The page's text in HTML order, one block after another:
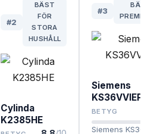
#2
BÄST
FÖR
STORA
HUSHÅLL
Cylinda
K2385HE
#3
BÄSTA
Siemens
KS36VVIEP
BETYG
Siemens